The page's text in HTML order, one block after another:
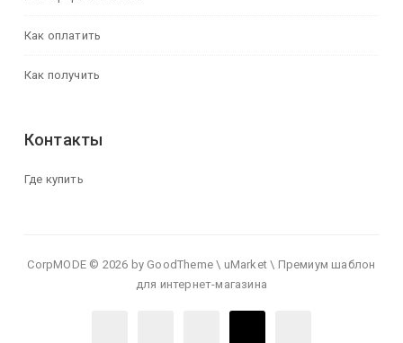
Как оплатить
Как получить
Контакты
Где купить
CorpMODE © 2026 by GoodTheme \ uMarket \ Премиум шаблон
для интернет-магазина